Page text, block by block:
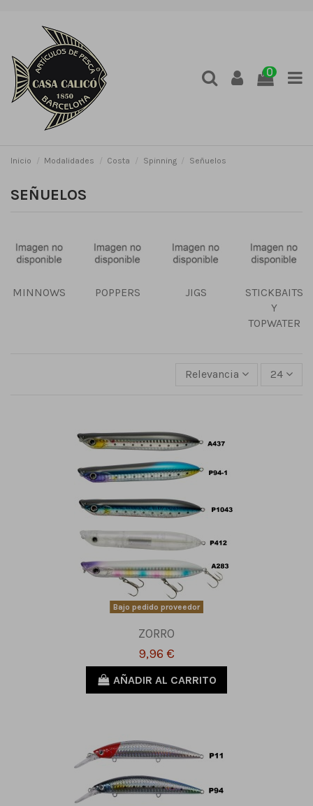
0
Inicio Modalidades Costa Spinning Señuelos
SEÑUELOS
MINNOWS POPPERS JIGS
STICKBAITS
Y
TOPWATER
Relevancia 24
Bajo pedido proveedor
ZORRO
9,96 €
AÑADIR AL CARRITO